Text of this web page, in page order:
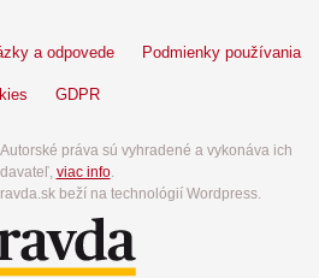
a odpovede Podmienky používania
GDPR
práva sú vyhradené a vykonáva ich
viac info.
beží na technológií Wordpress.